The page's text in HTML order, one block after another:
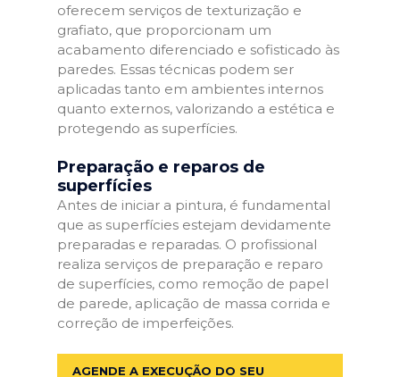
oferecem serviços de texturização e
grafiato, que proporcionam um
acabamento diferenciado e sofisticado às
paredes. Essas técnicas podem ser
aplicadas tanto em ambientes internos
quanto externos, valorizando a estética e
protegendo as superfícies.
Preparação e reparos de
superfícies
Antes de iniciar a pintura, é fundamental
que as superfícies estejam devidamente
preparadas e reparadas. O profissional
realiza serviços de preparação e reparo
de superfícies, como remoção de papel
de parede, aplicação de massa corrida e
correção de imperfeições.
AGENDE A EXECUÇÃO DO SEU